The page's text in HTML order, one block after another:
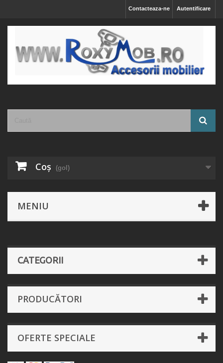
Autentificare
Contacteaza-ne
Coş (gol)
MENIU
CATEGORII
PRODUCĂTORI
OFERTE SPECIALE